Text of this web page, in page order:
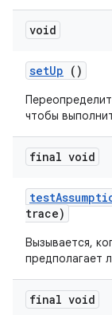
void
setUp ()
чтобы
final void
test
trace)
Вызывается,
предполагает
final void